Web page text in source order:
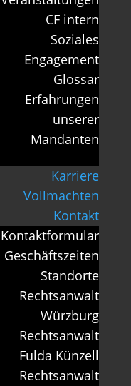
CF intern
Soziales
Engagement
Glossar
Erfahrungen
unserer
Mandanten
Karriere
Vollmachten
Kontakt
Kontaktformular
Geschäftszeiten
Standorte
Rechtsanwalt
Würzburg
Rechtsanwalt
Fulda Künzell
Rechtsanwalt